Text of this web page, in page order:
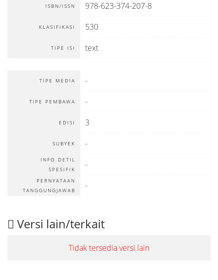
ISBN/ISSN 978-623-374-207-8
KLASIFIKASI 530
TIPE ISI text
TIPE MEDIA -
TIPE PEMBAWA -
EDISI 3
SUBYEK -
INFO DETIL
SPESIFIK
-
PERNYATAAN
TANGGUNGJAWAB
-
Versi lain/terkait
Tidak tersedia versi lain